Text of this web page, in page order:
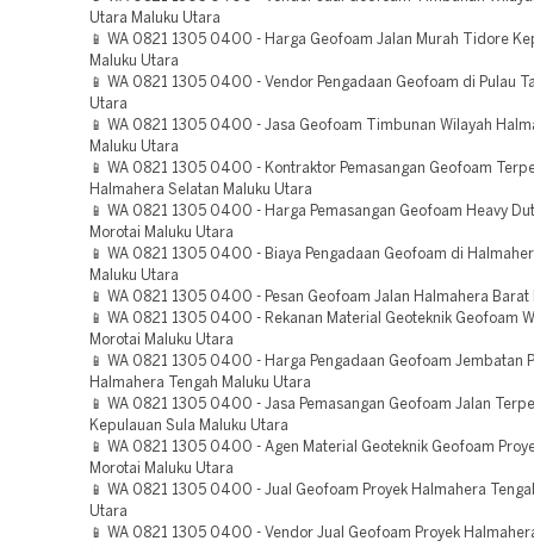
Utara Maluku Utara
📱 WA 0821 1305 0400 - Harga Geofoam Jalan Murah Tidore
Maluku Utara
📱 WA 0821 1305 0400 - Vendor Pengadaan Geofoam di Pulau
Utara
📱 WA 0821 1305 0400 - Jasa Geofoam Timbunan Wilayah
Maluku Utara
📱 WA 0821 1305 0400 - Kontraktor Pemasangan Geofoam
Halmahera Selatan Maluku Utara
📱 WA 0821 1305 0400 - Harga Pemasangan Geofoam Heavy
Morotai Maluku Utara
📱 WA 0821 1305 0400 - Biaya Pengadaan Geofoam di
Maluku Utara
📱 WA 0821 1305 0400 - Pesan Geofoam Jalan Halmahera Barat
📱 WA 0821 1305 0400 - Rekanan Material Geoteknik Geofoam
Morotai Maluku Utara
📱 WA 0821 1305 0400 - Harga Pengadaan Geofoam Jembatan
Halmahera Tengah Maluku Utara
📱 WA 0821 1305 0400 - Jasa Pemasangan Geofoam Jalan
Kepulauan Sula Maluku Utara
📱 WA 0821 1305 0400 - Agen Material Geoteknik Geofoam
Morotai Maluku Utara
📱 WA 0821 1305 0400 - Jual Geofoam Proyek Halmahera
Utara
📱 WA 0821 1305 0400 - Vendor Jual Geofoam Proyek